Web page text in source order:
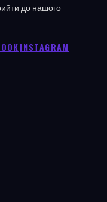
до нашого
INSTAGRAM